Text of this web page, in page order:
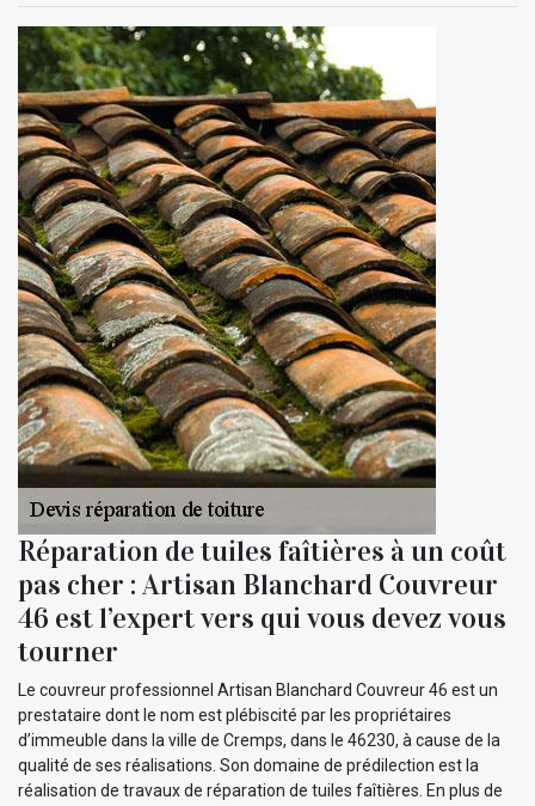
Réparation de tuiles faîtières à un coût
pas cher : Artisan Blanchard Couvreur
46 est l’expert vers qui vous devez vous
tourner
Le couvreur professionnel Artisan Blanchard Couvreur 46 est un
prestataire dont le nom est plébiscité par les propriétaires
d’immeuble dans la ville de Cremps, dans le 46230, à cause de la
qualité de ses réalisations. Son domaine de prédilection est la
réalisation de travaux de réparation de tuiles faîtières. En plus de